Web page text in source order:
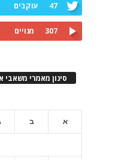
47 עוקבים
307 מנויים
סינון מאמרי משאבי
א ב